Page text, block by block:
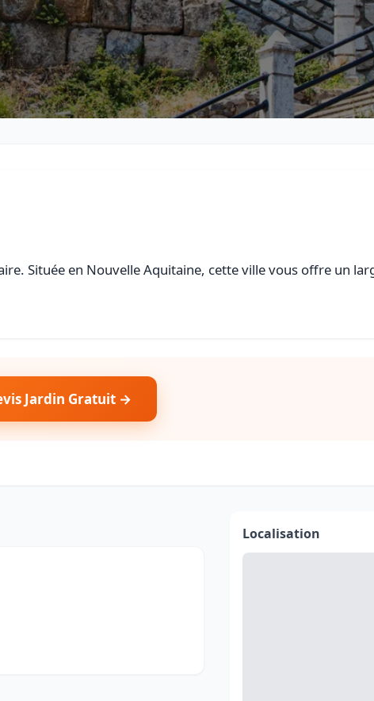
Située en Nouvelle Aquitaine, cette ville vous offre un
Jardin Gratuit →
Localisation